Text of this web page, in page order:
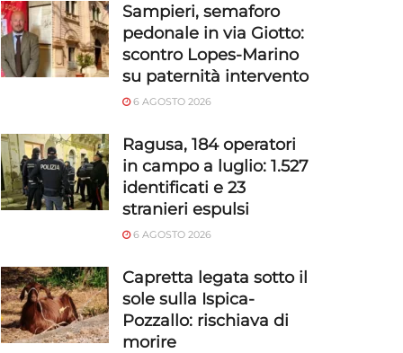
Sampieri, semaforo
pedonale in via Giotto:
scontro Lopes-Marino
su paternità intervento
6 AGOSTO 2026
Ragusa, 184 operatori
in campo a luglio: 1.527
identificati e 23
stranieri espulsi
6 AGOSTO 2026
Capretta legata sotto il
sole sulla Ispica-
Pozzallo: rischiava di
morire